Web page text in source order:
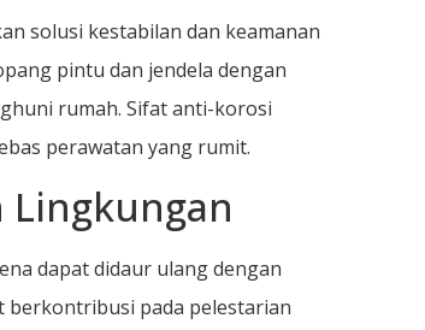
solusi kestabilan dan keamanan
pintu dan jendela dengan
rumah. Sifat anti-korosi
perawatan yang rumit.
Lingkungan
dapat didaur ulang dengan
berkontribusi pada pelestarian